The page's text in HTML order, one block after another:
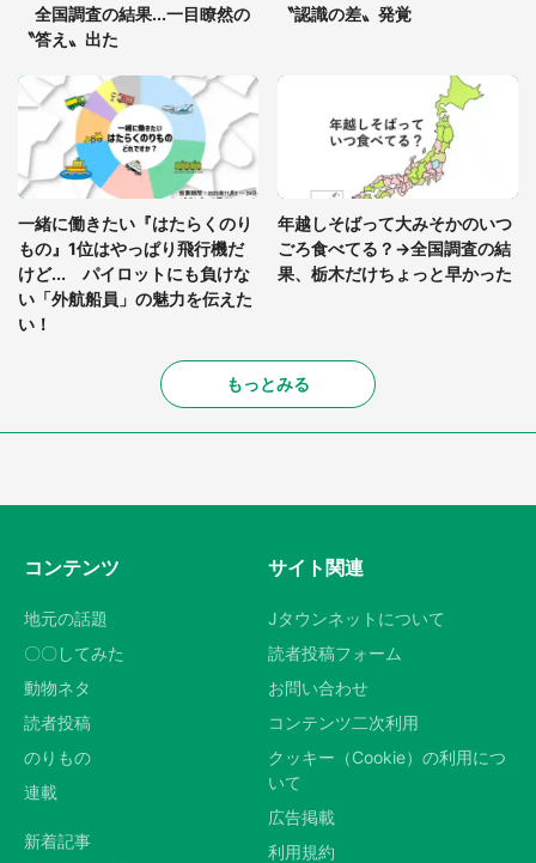
全国調査の結果...一目瞭然の
〝答え〟出た
〝認識の差〟発覚
一緒に働きたい『はたらくのり
もの』1位はやっぱり飛行機だ
けど... パイロットにも負けな
い「外航船員」の魅力を伝えた
い！
年越しそばって大みそかのいつ
ごろ食べてる？→全国調査の結
果、栃木だけちょっと早かった
もっとみる
コンテンツ
地元の話題
〇〇してみた
動物ネタ
読者投稿
のりもの
連載
新着記事
サイト関連
Jタウンネットについて
読者投稿フォーム
お問い合わせ
コンテンツ二次利用
クッキー（Cookie）の利用につ
いて
広告掲載
利用規約